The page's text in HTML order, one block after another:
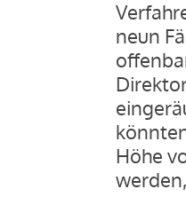
neun
Höhe